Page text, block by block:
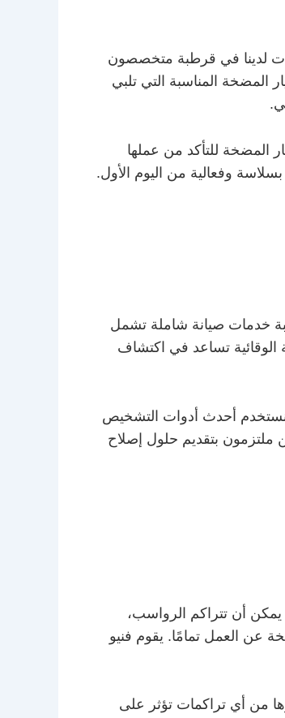
لدينا في قرطبة متخصصون
المضخة المناسبة التي تلبي
المضخة للتأكد من عملها
وفعالية من اليوم الأول.
خدمات صيانة شاملة تشمل
الوقائية تساعد في اكتشاف
نستخدم أحدث أدوات التشخيص
ملتزمون بتقديم حلول إصلاح
أن تتراكم الرواسب،
عن العمل تمامًا. يقوم فنيو
من أي تراكمات تؤثر على